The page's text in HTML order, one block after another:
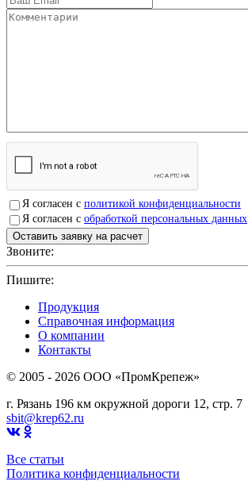
Я согласен с политикой конфиденциальности
Я согласен с обработкой персональных данных
Звоните:
Пишите:
Продукция
Справочная информация
О компании
Контакты
© 2005 - 2026 OOO «ПромКрепеж»
г. Рязань 196 км окружной дороги 12, стр. 7
sbit@krep62.ru
Все статьи
Политика конфиденциальности